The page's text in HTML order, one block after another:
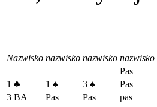
Nazwisko nazwisko nazwisko nazwisko
Pas
1 ♣ 1 ♠ 3 ♠
Pas
3 BA
Pas Pas pas